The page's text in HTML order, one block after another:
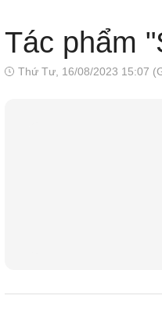
Tác phẩm
Thứ Tư, 16/08/2023 15:07